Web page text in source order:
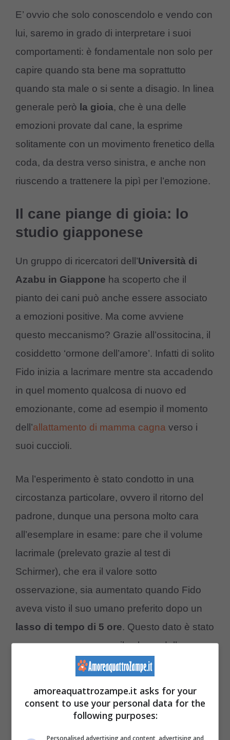
E’ ovvio che solo conoscendolo e vendo con
lui, saremo in grado di interpretare i suoi
comportamenti: è fondamentale non solo per
capire quando sta bene ma soprattutto
quando sta male o si sente a disagio. In linea
generale però la gioia, che è una delle
emozioni provate dal cane, la esprime
solitamente con un movimento frenetico della
coda, da destra verso sinistra, e anche non
riuscendo a trattenere la pipì per l’emozione.
Il cane piange di gioia: lo
studio giapponese
Un gruppo di ricercatori dell’Università di
Azabu in Giappone ha scoperto che il
pianto dei cani può anche essere associato
a emozioni positive. Ma come avviene
questo meccanismo? Grazie all’ossitocina, il
cosiddetto ‘ormone dell’amore’. Infatti di solito
Fido inizia a lacrimare mentre sta accadendo
in quel momento qualcosa di nuovo ed
emozionante, come ad esempio il momento
dell’allattamento di mamma cagna verso i
suoi cuccioli.
Ma l’esperimento è stato condotto in una
circostanza particolare, ovvero il ritorno del
padrone, dunque una persona molto cara
all’esemplare in esame: pare che il volume
lacrimale (prelevato grazie al test di
Schirmer), che era il valore sotto
osservazione, sia aumentato quando Fido
aveva visto il suo umano preferito dopo un
lasso di tempo di 5 ore. Questo dato è stato
messo a paragone con il volume delle
lacrime prodotto dal medesimo cane quando
sconosciuta ed effettivamente era
decisamente inferiore all’altro.
amoreaquattrozampe.it asks for your
consent to use your personal data for the
following purposes:
Personalised advertising and content, advertising and